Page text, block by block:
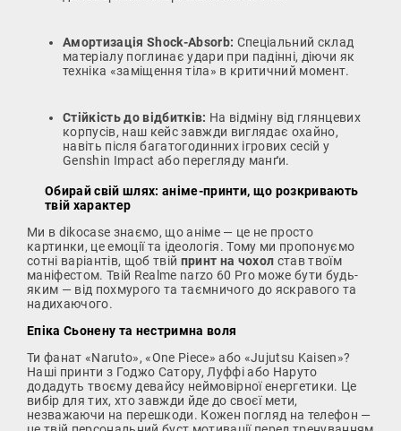
Амортизація Shock-Absorb: Спеціальний склад
матеріалу поглинає удари при падінні, діючи як
техніка «заміщення тіла» в критичний момент.
Стійкість до відбитків: На відміну від глянцевих
корпусів, наш кейс завжди виглядає охайно,
навіть після багатогодинних ігрових сесій у
Genshin Impact або перегляду манґи.
Обирай свій шлях: аніме-принти, що розкривають
твій характер
Ми в dikocase знаємо, що аніме — це не просто
картинки, це емоції та ідеологія. Тому ми пропонуємо
сотні варіантів, щоб твій принт на чохол став твоїм
маніфестом. Твій Realme narzo 60 Pro може бути будь-
яким — від похмурого та таємничого до яскравого та
надихаючого.
Епіка Сьонену та нестримна воля
Ти фанат «Naruto», «One Piece» або «Jujutsu Kaisen»?
Наші принти з Годжо Сатору, Луффі або Наруто
додадуть твоєму девайсу неймовірної енергетики. Це
вибір для тих, хто завжди йде до своєї мети,
незважаючи на перешкоди. Кожен погляд на телефон —